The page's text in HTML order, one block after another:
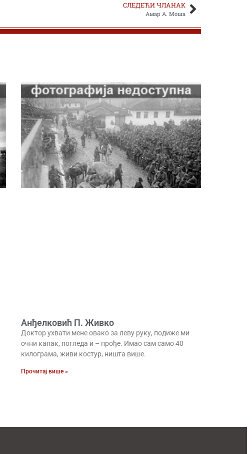
СЛЕДЕЋИ ЧЛАНАК
Амар А. Моша
Анђелковић П. Живко
Доктор ухвати мене овако за леву руку, подиже ми
очни капак, погледа и – прође. Имао сам само 40
килограма, живи костур, ништа више.
Прочитај више »